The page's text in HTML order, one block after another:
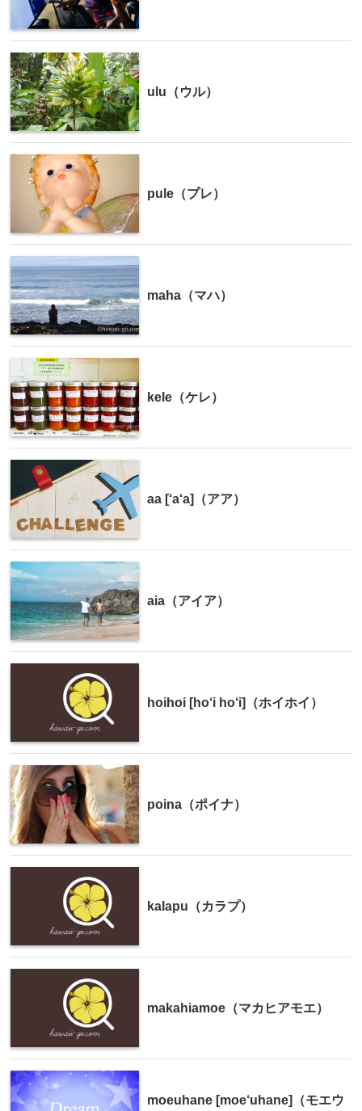
ulu（ウル）
pule（プレ）
maha（マハ）
kele（ケレ）
aa [‘a‘a]（アア）
aia（アイア）
hoihoi [ho‘i ho‘i]（ホイホイ）
poina（ポイナ）
kalapu（カラプ）
makahiamoe（マカヒアモエ）
moeuhane [moe‘uhane]（モエウ